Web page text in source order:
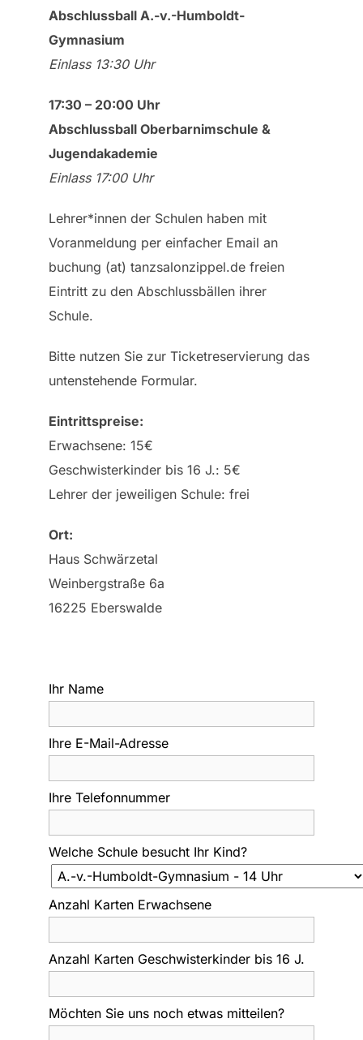
Abschlussball A.-v.-Humboldt-
Gymnasium
Einlass 13:30 Uhr
17:30 – 20:00 Uhr
Abschlussball Oberbarnimschule &
Jugendakademie
Einlass 17:00 Uhr
Lehrer*innen der Schulen haben mit
Voranmeldung per einfacher Email an
buchung (at) tanzsalonzippel.de freien
Eintritt zu den Abschlussbällen ihrer
Schule.
Bitte nutzen Sie zur Ticketreservierung das
untenstehende Formular.
Eintrittspreise:
Erwachsene: 15€
Geschwisterkinder bis 16 J.: 5€
Lehrer der jeweiligen Schule: frei
Ort:
Haus Schwärzetal
Weinbergstraße 6a
16225 Eberswalde
Ihr Name
Ihre E-Mail-Adresse
Ihre Telefonnummer
Welche Schule besucht Ihr Kind?
Anzahl Karten Erwachsene
Anzahl Karten Geschwisterkinder bis 16 J.
Möchten Sie uns noch etwas mitteilen?